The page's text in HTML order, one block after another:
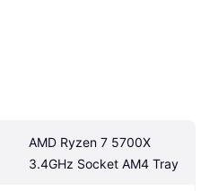
AMD Ryzen 7 5700X
3.4GHz Socket AM4 Tray